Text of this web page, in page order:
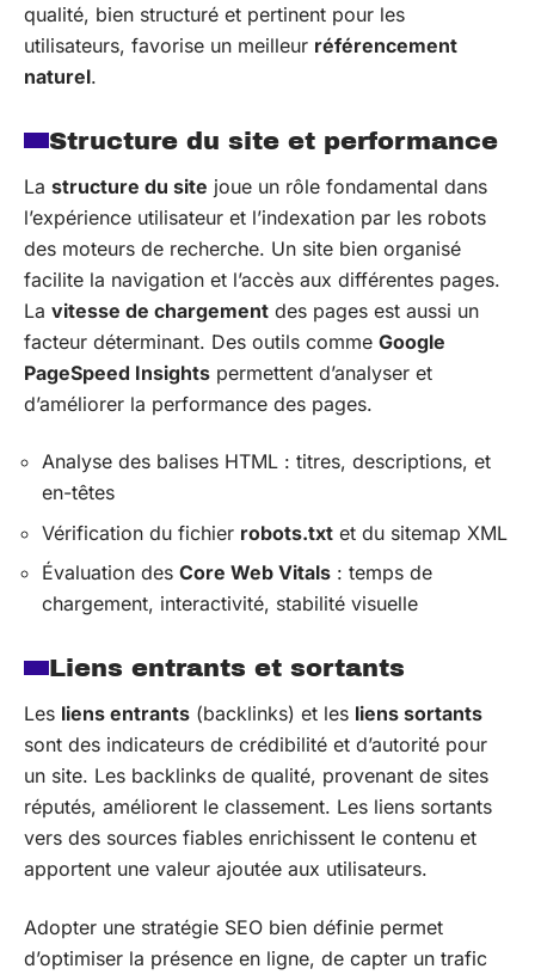
qualité, bien structuré et pertinent pour les
utilisateurs, favorise un meilleur référencement
naturel.
Structure du site et performance
La structure du site joue un rôle fondamental dans
l’expérience utilisateur et l’indexation par les robots
des moteurs de recherche. Un site bien organisé
facilite la navigation et l’accès aux différentes pages.
La vitesse de chargement des pages est aussi un
facteur déterminant. Des outils comme Google
PageSpeed Insights permettent d’analyser et
d’améliorer la performance des pages.
Analyse des balises HTML : titres, descriptions, et
en-têtes
Vérification du fichier robots.txt et du sitemap XML
Évaluation des Core Web Vitals : temps de
chargement, interactivité, stabilité visuelle
Liens entrants et sortants
Les liens entrants (backlinks) et les liens sortants
sont des indicateurs de crédibilité et d’autorité pour
un site. Les backlinks de qualité, provenant de sites
réputés, améliorent le classement. Les liens sortants
vers des sources fiables enrichissent le contenu et
apportent une valeur ajoutée aux utilisateurs.
Adopter une stratégie SEO bien définie permet
d’optimiser la présence en ligne, de capter un trafic